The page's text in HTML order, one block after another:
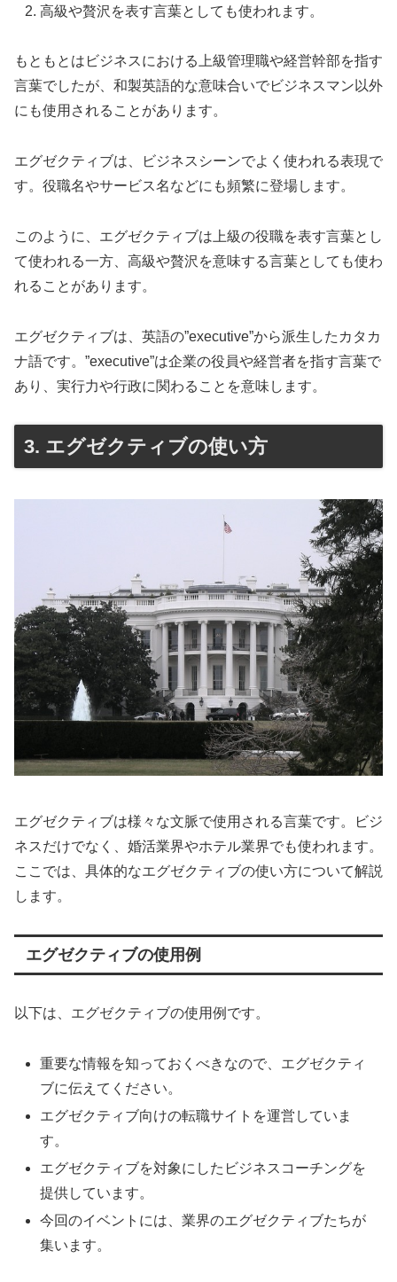
高級や贅沢を表す言葉としても使われます。
もともとはビジネスにおける上級管理職や経営幹部を指す
言葉でしたが、和製英語的な意味合いでビジネスマン以外
にも使用されることがあります。
エグゼクティブは、ビジネスシーンでよく使われる表現で
す。役職名やサービス名などにも頻繁に登場します。
このように、エグゼクティブは上級の役職を表す言葉とし
て使われる一方、高級や贅沢を意味する言葉としても使わ
れることがあります。
エグゼクティブは、英語の”executive”から派生したカタカ
ナ語です。”executive”は企業の役員や経営者を指す言葉で
あり、実行力や行政に関わることを意味します。
3. エグゼクティブの使い方
エグゼクティブは様々な文脈で使用される言葉です。ビジ
ネスだけでなく、婚活業界やホテル業界でも使われます。
ここでは、具体的なエグゼクティブの使い方について解説
します。
エグゼクティブの使用例
以下は、エグゼクティブの使用例です。
重要な情報を知っておくべきなので、エグゼクティ
ブに伝えてください。
エグゼクティブ向けの転職サイトを運営していま
す。
エグゼクティブを対象にしたビジネスコーチングを
提供しています。
今回のイベントには、業界のエグゼクティブたちが
集います。